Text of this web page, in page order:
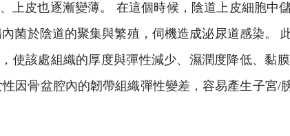
上皮也逐漸變薄。 在這個時候，陰道上皮細胞中
菌於陰道的聚集與繁殖，伺機造成泌尿道感染。
使該處組織的厚度與彈性減少、濕潤度降低、黏
因骨盆腔內的韌帶組織彈性變差，容易產生子宮